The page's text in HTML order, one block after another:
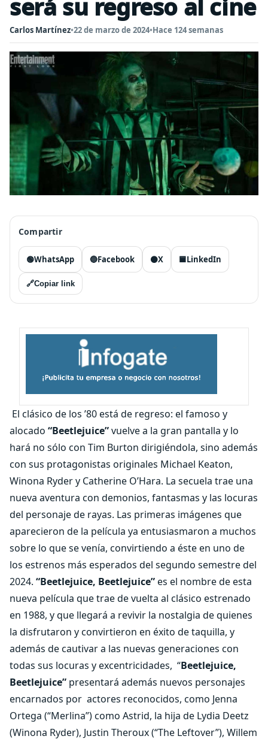
será su regreso al cine
Carlos Martínez•22 de marzo de 2024•Hace 124 semanas
Compartir
🟢WhatsApp 🔵Facebook ⚫X 🟦LinkedIn
🔗Copiar link
El clásico de los ’80 está de regreso: el famoso y
alocado “Beetlejuice”vuelve a la gran pantalla y lo
hará no sólo con Tim Burton dirigiéndola, sino además
con sus protagonistas originales Michael Keaton,
Winona Ryder y Catherine O’Hara. La secuela trae una
nueva aventura con demonios, fantasmas y las locuras
del personaje de rayas. Las primeras imágenes que
aparecieron de la película ya entusiasmaron a muchos
sobre lo que se venía, convirtiendo a éste en uno de
los estrenos más esperados del segundo semestre del
2024. “Beetlejuice, Beetlejuice”es el nombre de esta
nueva película que trae de vuelta al clásico estrenado
en 1988, y que llegará a revivir la nostalgia de quienes
la disfrutaron y convirtieron en éxito de taquilla, y
además de cautivar a las nuevas generaciones con
todas sus locuras y excentricidades, “Beetlejuice,
Beetlejuice” presentará además nuevos personajes
encarnados por actores reconocidos, como Jenna
Ortega (“Merlina”) como Astrid, la hija de Lydia Deetz
(Winona Ryder), Justin Theroux (“The Leftover”), Willem